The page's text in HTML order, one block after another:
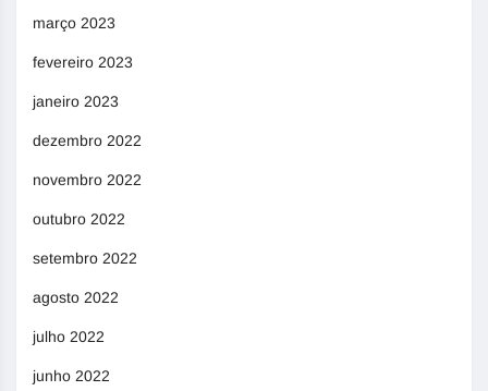
março 2023
fevereiro 2023
janeiro 2023
dezembro 2022
novembro 2022
outubro 2022
setembro 2022
agosto 2022
julho 2022
junho 2022